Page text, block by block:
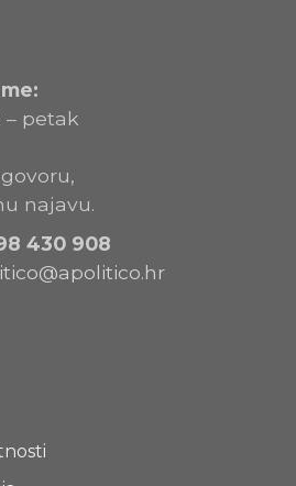
petak
najavu.
430 908